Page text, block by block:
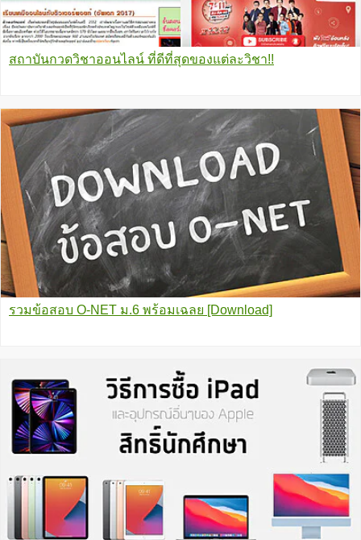
สถาบันกวดวิชาออนไลน์ ที่ดีที่สุดของแต่ละวิชา!!
รวมข้อสอบ O-NET ม.6 พร้อมเฉลย [Download]